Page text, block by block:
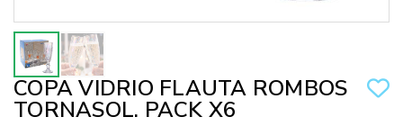
COPA VIDRIO FLAUTA ROMBOS
TORNASOL. PACK X6